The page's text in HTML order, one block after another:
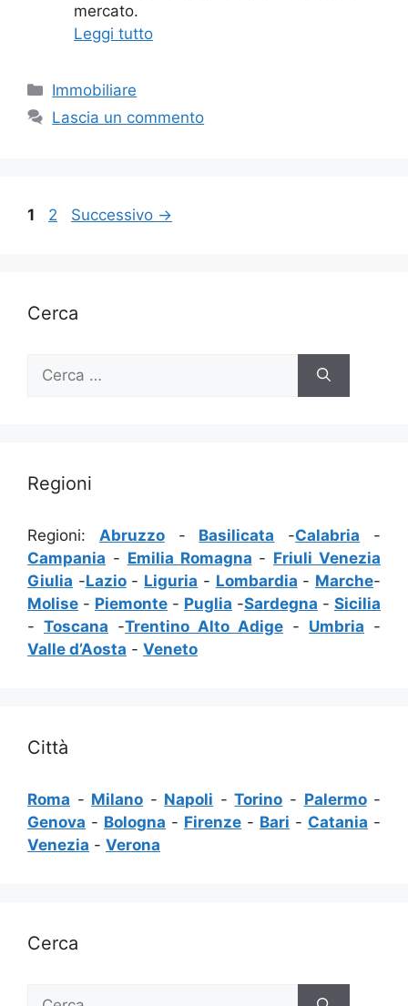
mercato.
Leggi tutto
Categorie
Immobiliare
Lascia un commento
Pagina
1 Pagina
2 Successivo →
Cerca
per:
Regioni
Regioni: Abruzzo- Basilicata -Calabria -
Campania - Emilia Romagna - Friuli Venezia
Giulia -Lazio- Liguria - Lombardia - Marche-
Molise - Piemonte - Puglia -Sardegna - Sicilia
- Toscana -Trentino Alto Adige - Umbria -
Valle d’Aosta - Veneto
Città
Roma - Milano - Napoli -Torino - Palermo-
Genova - Bologna - Firenze - Bari - Catania -
Venezia - Verona
Cerca